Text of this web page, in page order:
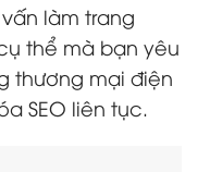
làm trang
thể mà bạn yêu
thương mại điện
SEO liên tục.